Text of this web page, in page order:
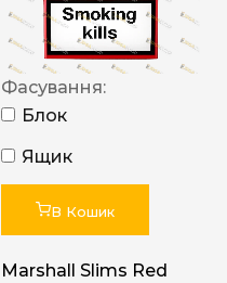
Фасування:
Блок
Ящик
В Кошик
Marshall Slims Red